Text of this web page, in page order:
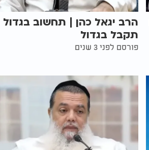
הרב יגאל כהן | תחשוב בגדול
תקבל בגדול
פורסם לפני 3 שנים